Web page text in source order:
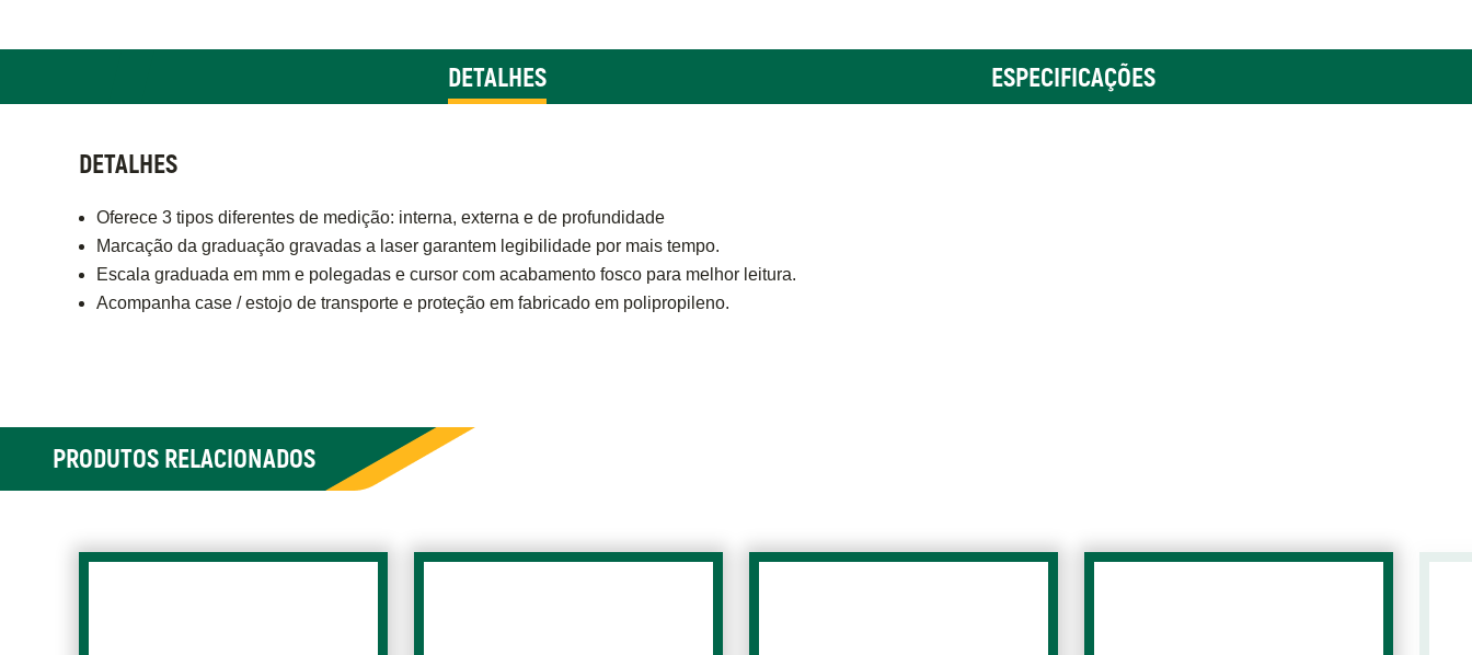
DETALHES ESPECIFICAÇÕES
DETALHES
Oferece 3 tipos diferentes de medição: interna, externa e de profundidade
Marcação da graduação gravadas a laser garantem legibilidade por mais tempo.
Escala graduada em mm e polegadas e cursor com acabamento fosco para melhor leitura.
Acompanha case / estojo de transporte e proteção em fabricado em polipropileno.
PRODUTOS RELACIONADOS